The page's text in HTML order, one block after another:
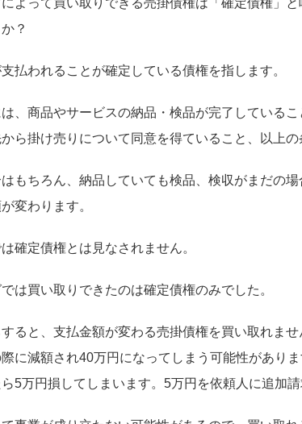
？
払われることが確定している債権を指します。
、商品やサービスの納品・検品が完了している
ら掛け売りについて同意を得ていること、以上の
もちろん、納品していても検品、検収がまだの
変わります。
確定債権とは見なされません。
は買い取りできたのは確定債権のみでした。
ると、支払金額が変わる売掛債権を買い取れま
に減額され40万円になってしまう可能性があり
5万円損してしまいます。5万円を依頼人に追加